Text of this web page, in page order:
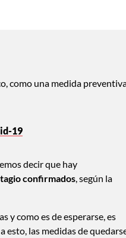
como una medida
19
decir que hay
confirmados , según la
y como es de esperarse, es
esto, las medidas de